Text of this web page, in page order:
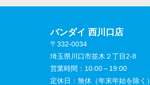
バンダイ 西川口店
〒332-0034
埼玉県川口市並木２丁目2-8
営業時間： 10:00～19:00
定休日： 無休（年末年始を除く）